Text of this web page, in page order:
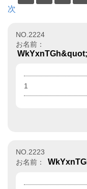
次
NO.2224
お名前：
1
NO.2223
お名前：